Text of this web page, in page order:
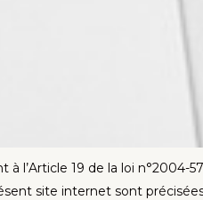
à l’Article 19 de la loi n°2004-
site internet sont